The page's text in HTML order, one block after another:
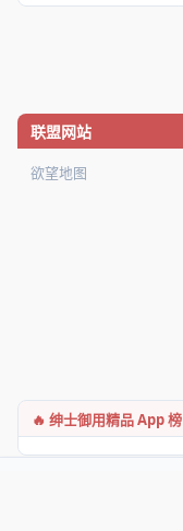
联盟网站
欲望地图
🔥 绅士御用精品 App 榜